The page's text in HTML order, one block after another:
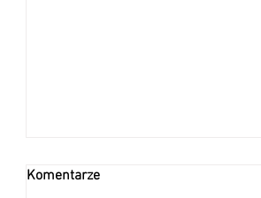
Komentarze